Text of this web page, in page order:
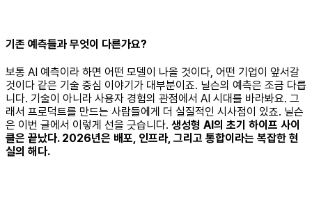
기존 예측들과 무엇이 다른가요?
보통 AI 예측이라 하면 어떤 모델이 나올 것이다, 어떤 기업이 앞서갈
것이다 같은 기술 중심 이야기가 대부분이죠. 닐슨의 예측은 조금 다릅
니다. 기술이 아니라 사용자 경험의 관점에서 AI 시대를 바라봐요. 그
래서 프로덕트를 만드는 사람들에게 더 실질적인 시사점이 있죠. 닐슨
은 이번 글에서 이렇게 선을 긋습니다. 생성형 AI의 초기 하이프 사이
클은 끝났다. 2026년은 배포, 인프라, 그리고 통합이라는 복잡한 현
실의 해다.